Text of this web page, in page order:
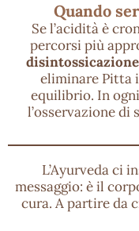
Quando
Se l’acidità è
percorsi più
eliminare Pitta
equilibrio. In
l’osservazione di
L’Ayurveda ci
messaggio: è il
cura. A partire da